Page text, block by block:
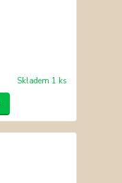
Skladem 1 ks